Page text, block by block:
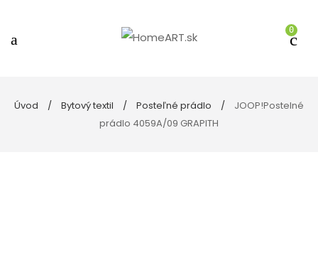
0
Úvod Bytový textil Posteľné prádlo
JOOP!Postelné
prádlo 4059A/09 GRAPITH